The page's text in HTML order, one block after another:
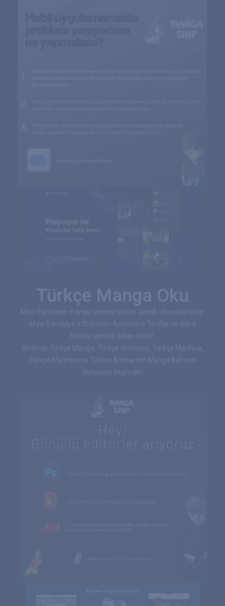
Türkçe Manga Oku
Mavi Sandalye manga serisini türkçe olarak okuyabilirsiniz.
Mavi Sandalye 670.Bölüm Acemilere Tarifler ve daha
fazlası için bizi takip ediniz.
Binlerce Türkçe Manga, Türkçe Webtoon, Türkçe Manhua,
Türkçe Manhwa ve Türkçe Anime için Manga Bahçesi
dünyasını keşfedin!